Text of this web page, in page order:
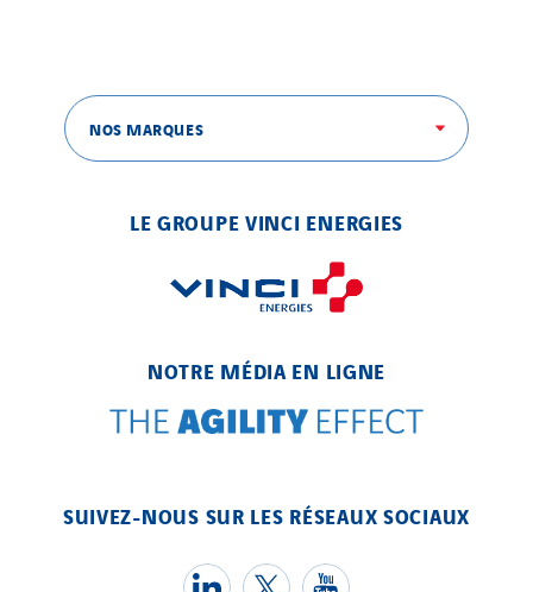
NOS MARQUES
LE GROUPE VINCI ENERGIES
NOTRE MÉDIA EN LIGNE
SUIVEZ-NOUS SUR LES RÉSEAUX SOCIAUX
Qivy Habitat
Qivy Tertiaire
Roiret Energies
Saga Tertiaire
Salendre Réseaux
Santerne Alsace
Santerne Aquitaine
Santerne Champagne Ardenne
Santerne Marseille
Santerne Tertiaire et Santé